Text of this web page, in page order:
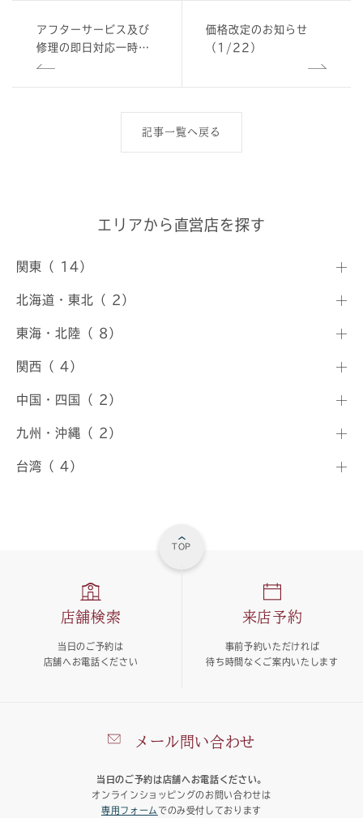
アフターサービス及び
修理の即日対応一時休
止のお知らせ
価格改定のお知らせ
（1/22）
記事一覧へ戻る
エリアから直営店を探す
関東（ 14）
北海道・東北（ 2）
東海・北陸（ 8）
関西（ 4）
中国・四国（ 2）
九州・沖縄（ 2）
台湾（ 4）
TOP
メール問い合わせ
当日のご予約は店舗へお電話ください。
オンラインショッピングのお問い合わせは
専用フォーム でのみ受付しております
店舗検索
当日のご予約は
店舗へお電話ください
来店予約
事前予約いただければ
待ち時間なくご案内いたします